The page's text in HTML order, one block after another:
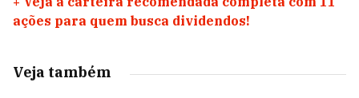
ações para quem busca dividendos!
Veja também